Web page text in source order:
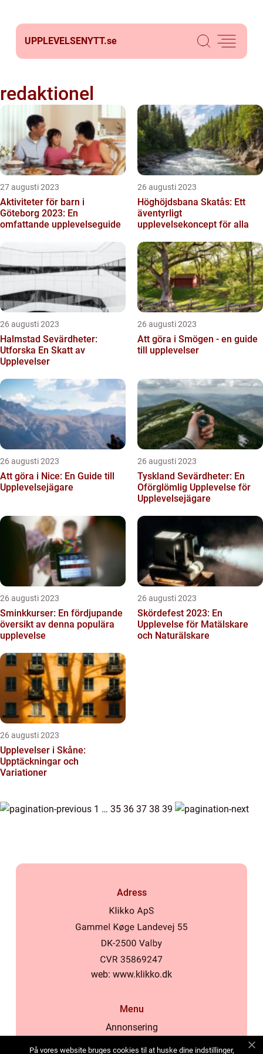
UPPLEVELSENYTT.se
redaktionel
27 augusti 2023
Aktiviteter för barn i
Göteborg 2023: En
omfattande upplevelseguide
26 augusti 2023
Höghöjdsbana Skatås: Ett
äventyrligt
upplevelsekoncept för alla
26 augusti 2023
Halmstad Sevärdheter:
Utforska En Skatt av
Upplevelser
26 augusti 2023
Att göra i Smögen - en guide
till upplevelser
26 augusti 2023
Att göra i Nice: En Guide till
Upplevelsejägare
26 augusti 2023
Tyskland Sevärdheter: En
Oförglömlig Upplevelse för
Upplevelsejägare
26 augusti 2023
Sminkkurser: En fördjupande
översikt av denna populära
upplevelse
26 augusti 2023
Skördefest 2023: En
Upplevelse för Matälskare
och Naturälskare
26 augusti 2023
Upplevelser i Skåne:
Upptäckningar och
Variationer
1 … 35 36 37 38 39
Adress
web: www.klikko.dk
Menu
Annonsering
På vores website bruges cookies til at huske dine indstillinger,